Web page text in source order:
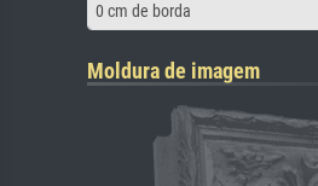
0 cm de borda
Moldura de imagem